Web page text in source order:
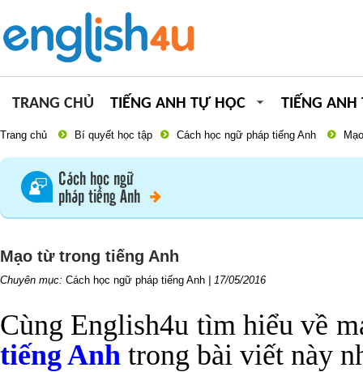
TRANG CHỦ TIẾNG ANH TỰ HỌC TIẾNG ANH
Trang chủ Bí quyết học tập Cách học ngữ pháp tiếng Anh
Cách học ngữ
pháp tiếng Anh
Mạo từ trong tiếng Anh
Chuyên mục: Cách học ngữ pháp tiếng Anh 17/05/2016
Cùng English4u tìm hiểu về
tiếng Anh trong bài viết này